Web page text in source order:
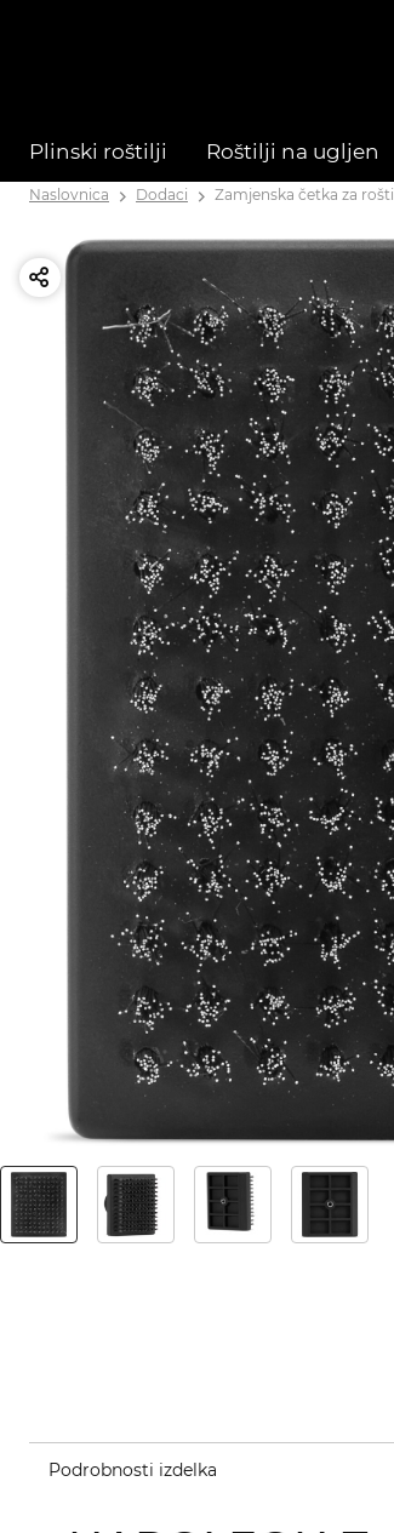
Plinski roštilji Roštilji na ugljen
Naslovnica Dodaci Zamjenska četka za
Podrobnosti izdelka